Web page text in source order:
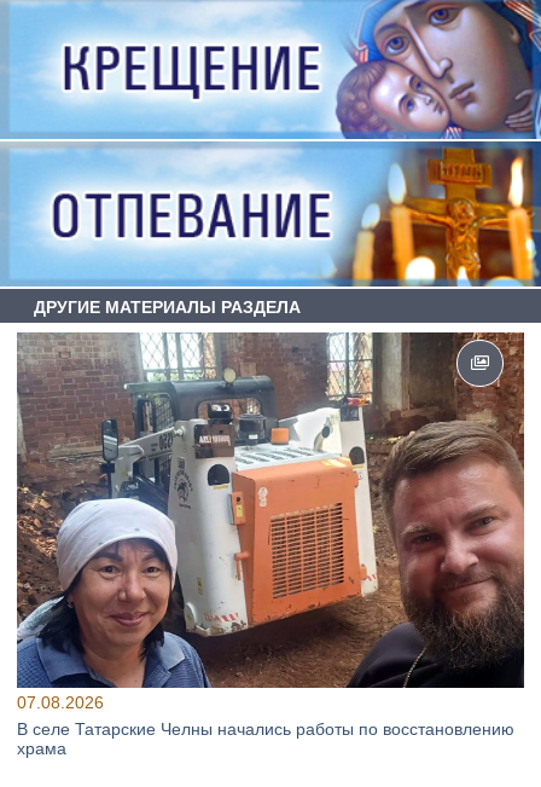
ДРУГИЕ МАТЕРИАЛЫ РАЗДЕЛА
07.08.2026
В селе Татарские Челны начались работы по восстановлению
храма